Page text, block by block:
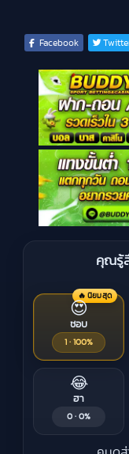
Facebook
คุณรู้สึ
🔥 นิยมสุด
😍
ชอบ
1 · 100%
😂
ฮา
0 · 0%